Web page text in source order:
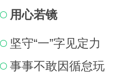
用心若镜
坚守“一”字见定力
事事不敢因循怠玩